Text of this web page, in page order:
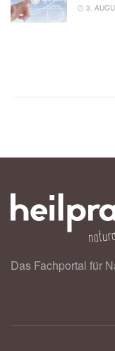
3.
Das Fachportal für